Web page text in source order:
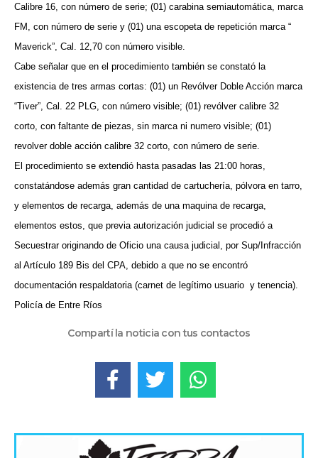
Calibre 16, con número de serie; (01) carabina semiautomática, marca
FM, con número de serie y (01) una escopeta de repetición marca “
Maverick”, Cal. 12,70 con número visible.
Cabe señalar que en el procedimiento también se constató la
existencia de tres armas cortas: (01) un Revólver Doble Acción marca
“Tiver”, Cal. 22 PLG, con número visible; (01) revólver calibre 32
corto, con faltante de piezas, sin marca ni numero visible; (01)
revolver doble acción calibre 32 corto, con número de serie.
El procedimiento se extendió hasta pasadas las 21:00 horas,
constatándose además gran cantidad de cartuchería, pólvora en tarro,
y elementos de recarga, además de una maquina de recarga,
elementos estos, que previa autorización judicial se procedió a
Secuestrar originando de Oficio una causa judicial, por Sup/Infracción
al Artículo 189 Bis del CPA, debido a que no se encontró
documentación respaldatoria (carnet de legítimo usuario y tenencia).
Policía de Entre Ríos
Compartí la noticia con tus contactos